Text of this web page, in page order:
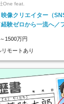
One feat.
像クリエイター（
験ゼロから一流へ／
1500万円
リモートあり